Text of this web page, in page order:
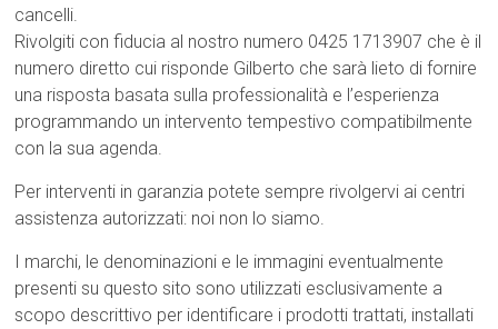
cancelli.
Rivolgiti con fiducia al nostro numero 0425 1713907 che è il
numero diretto cui risponde Gilberto che sarà lieto di fornire
una risposta basata sulla professionalità e l’esperienza
programmando un intervento tempestivo compatibilmente
con la sua agenda.
Per interventi in garanzia potete sempre rivolgervi ai centri
assistenza autorizzati: noi non lo siamo.
I marchi, le denominazioni e le immagini eventualmente
presenti su questo sito sono utilizzati esclusivamente a
scopo descrittivo per identificare i prodotti trattati, installati